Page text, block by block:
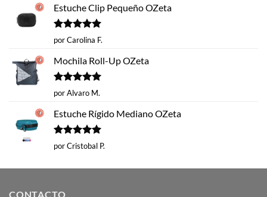
Estuche Clip Pequeño OZeta
Valorado
con
por Carolina F.
Mochila Roll-Up OZeta
Valorado
con
por Alvaro M.
Estuche Rígido Mediano OZeta
Valorado
con
por Cristobal P.
CONTACTO